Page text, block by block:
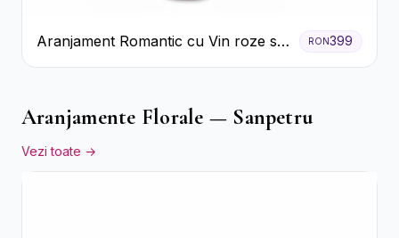
Aranjament Romantic cu Vin roze si
Flori pastel
RON399
Aranjamente Florale — Sanpetru
Vezi toate →